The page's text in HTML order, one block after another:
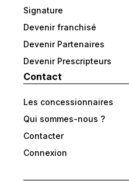
Signature
Devenir franchisé
Devenir Partenaires
Devenir Prescripteurs
Contact
Les concessionnaires
Qui sommes-nous ?
Contacter
Connexion